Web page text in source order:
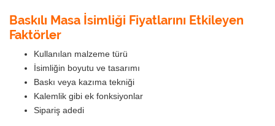
Baskılı Masa İsimliği Fiyatlarını Etkileyen
Faktörler
Kullanılan malzeme türü
İsimliğin boyutu ve tasarımı
Baskı veya kazıma tekniği
Kalemlik gibi ek fonksiyonlar
Sipariş adedi